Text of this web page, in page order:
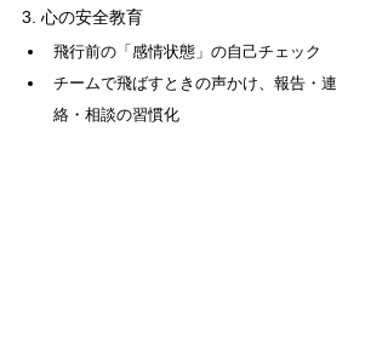
3. 心の安全教育
飛行前の「感情状態」の自己チェック
チームで飛ばすときの声かけ、報告・連
絡・相談の習慣化